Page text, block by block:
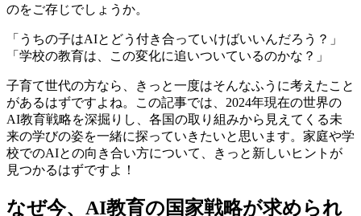
のをご存じでしょうか。
「うちの子はAIとどう付き合っていけばいいんだろう？」
「学校の教育は、この変化に追いついているのかな？」
子育て世代の方なら、きっと一度はそんなふうに考えたこと
があるはずですよね。この記事では、2024年現在の世界の
AI教育戦略を深掘りし、各国の取り組みから見えてくる未
来の学びの姿を一緒に探っていきたいと思います。家庭や学
校でのAIとの向き合い方について、きっと新しいヒントが
見つかるはずですよ！
なぜ今、AI教育の国家戦略が求められ